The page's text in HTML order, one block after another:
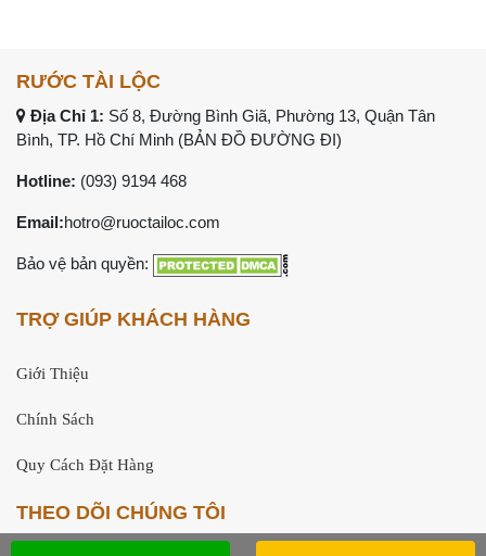
RƯỚC TÀI LỘC
Địa Chỉ 1: Số 8, Đường Bình Giã, Phường 13, Quận Tân
Bình, TP. Hồ Chí Minh (BẢN ĐỒ ĐƯỜNG ĐI)
Hotline: (093) 9194 468
Email:hotro@ruoctailoc.com
Bảo vệ bản quyền:
TRỢ GIÚP KHÁCH HÀNG
Giới Thiệu
Chính Sách
Quy Cách Đặt Hàng
THEO DÕI CHÚNG TÔI